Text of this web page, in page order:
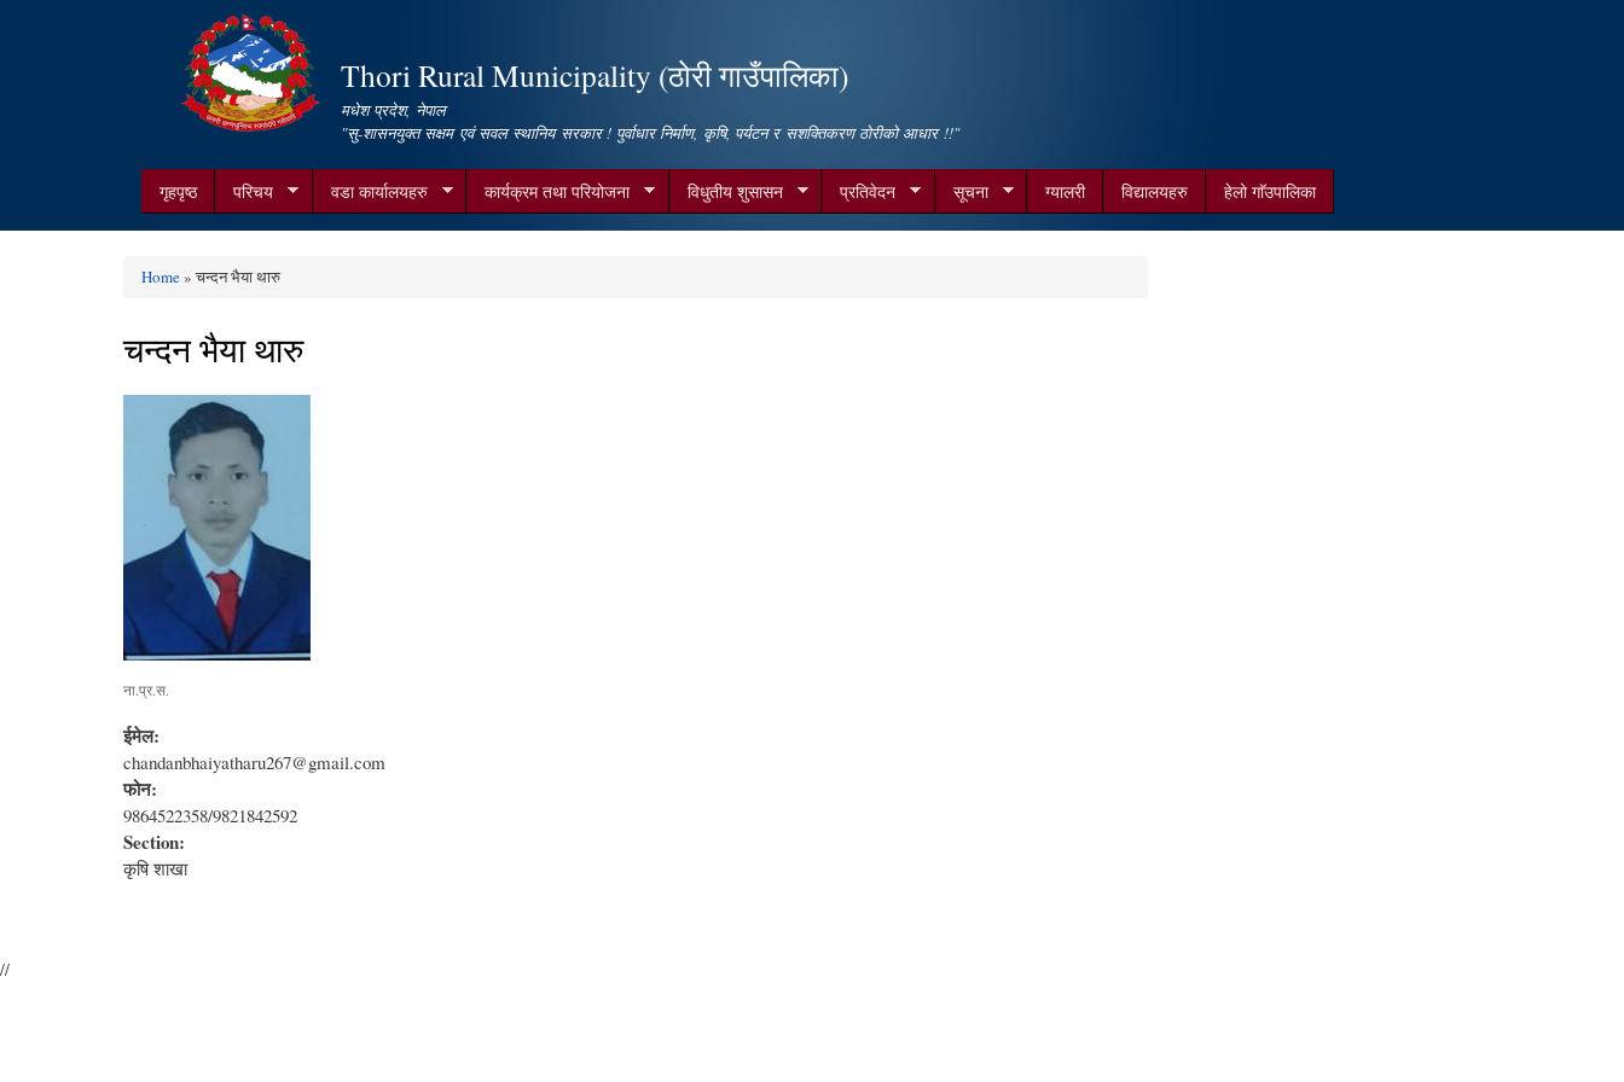
content
Thori Rural Municipality (ठोरी गाउँपालिका)
मधेश प्रदेश, नेपाल
"सु-शासनयुक्त सक्षम एवं सवल स्थानिय सरकार ! पुर्वाधार निर्माण, कृषि, पर्यटन र सशक्तिकरण ठोरीको आधार !!"
गृहपृष्ठ परिचय वडा कार्यालयहरु कार्यक्रम तथा परियोजना विधुतीय शुसासन प्रतिवेदन सूचना ग्यालरी विद्यालयहरु हेलो गाॅउपालिका
Home» चन्दन भैया थारु
चन्दन भैया थारु
ना.प्र.स.
ईमेल:
chandanbhaiyatharu267@gmail.com
फोन:
9864522358/9821842592
Section:
कृषि शाखा
//